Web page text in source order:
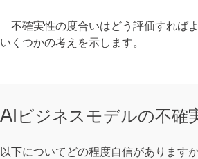
不確実性の度合いはどう評価すれば
いくつかの考えを示します。
AIビジネスモデルの不確
以下についてどの程度自信があります